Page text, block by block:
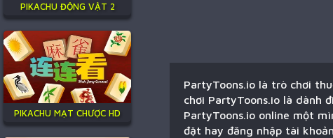
PIKACHU ĐỘNG VẬT 2
PIKACHU MẠT CHƯỢC HD
PartyToons.io là trò chơi
chơi PartyToons.io là dành
PartyToons.io online một
đặt hay đăng nhập tài